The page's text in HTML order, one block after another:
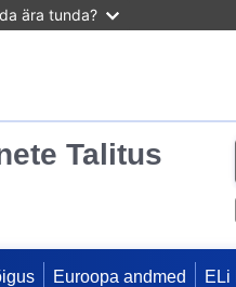
ära tunda?
Talitus
Euroopa andmed ELi